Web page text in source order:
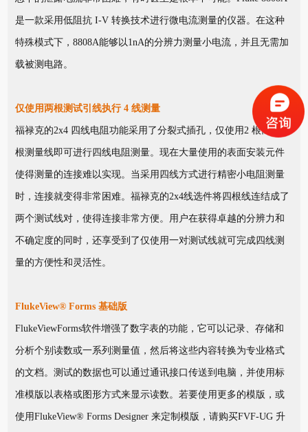
是一款采用低阻抗 I-V 转换技术进行微电流测量的仪器。在这种
特殊模式下，8808A能够以1nA的分辨力测量小电流，并且无需加
载被测电路。
仅使用两根测试引线执行 4 线测量
福禄克的2x4 四线电阻功能采用了分裂式插孔，仅使用2 根而非4
根测量线即可进行四线电阻测量。现在大量使用的表面安装元件
使得测量的连接难以实现。当采用四线方式进行精密小电阻测量
时，连接就变得非常困难。福禄克的2x4线选件将四根线连结成了
两个测试线对，使得连接非常方便。用户在获得卓越的分辨力和
不确定度的同时，还享受到了仅使用一对测试线就可完成四线测
量的方便性和灵活性。
FlukeView® Forms 基础版
FlukeViewForms软件增强了数字表的功能，它可以记录、存储和
分析个别读数或一系列测量值，然后将这些内容转换为专业格式
的文档。测试的数据也可以通过通讯接口传送到电脑，并使用标
准模版以表格或图形方式来显示读数。若要使用更多的模版，或
使用FlukeView® Forms Designer 来定制模版，请购买FVF-UG 升